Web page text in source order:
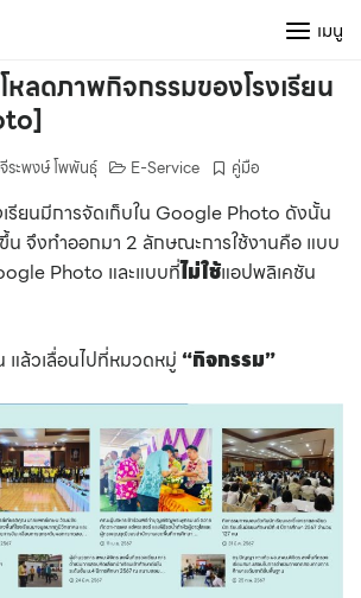
เมนู
ลดภาพกิจกรรมของโรงเรียน
ระพงษ์ โพพันธุ์ E-Service คู่มือ
รียนมีการจัดเก็บใน Google Photo ดังนั้น
น จึงทำออกมา 2 ลักษณะการใช้งานคือ แบบ
Photo และแบบที่ไม่ใช้แอปพลิเคชัน
น แล้วเลื่อนไปที่หมวดหมู่ “กิจกรรม”